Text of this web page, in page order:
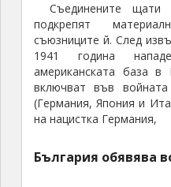
Съединените щати
подкрепят
съюзниците й. След
1941 година
американската база
включват във
(Германия, Япония и
на нацистка Германия,
България обявява